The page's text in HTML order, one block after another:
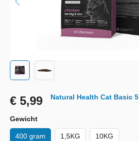
€ 5,99 Natural Health Cat Basic 5
Gewicht
400 gram 1,5KG 10KG